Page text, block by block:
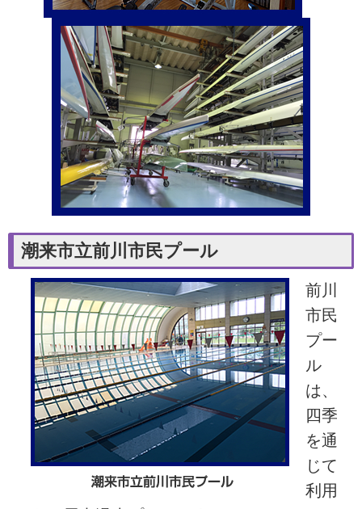
潮来市立前川市民プール
前川
市民
プー
ル
は、
四季
を通
じて
利用